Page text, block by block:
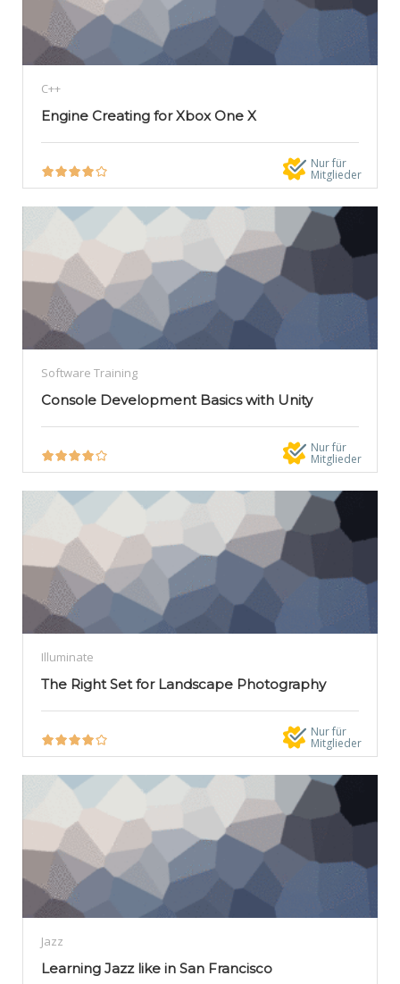
C++
Engine Creating for Xbox One X
Nur für
Mitglieder
Software Training
Console Development Basics with Unity
Nur für
Mitglieder
Illuminate
The Right Set for Landscape Photography
Nur für
Mitglieder
Jazz
Learning Jazz like in San Francisco